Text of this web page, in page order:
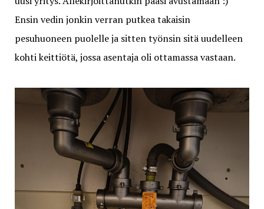
Ensin vedin jonkin verran putkea takaisin
pesuhuoneen puolelle ja sitten työnsin sitä uudelleen
kohti keittiötä, jossa asentaja oli ottamassa vastaan.